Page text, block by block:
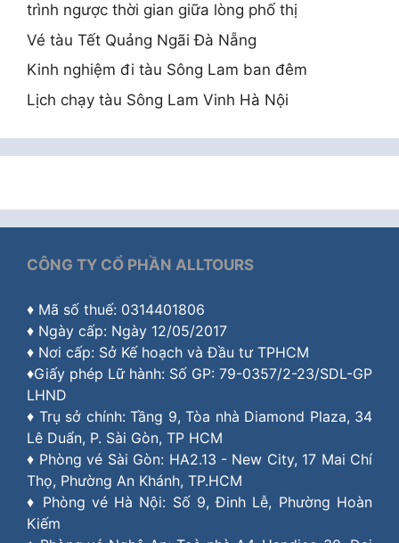
trình ngược thời gian giữa lòng phố thị
Vé tàu Tết Quảng Ngãi Đà Nẵng
Kinh nghiệm đi tàu Sông Lam ban đêm
Lịch chạy tàu Sông Lam Vinh Hà Nội
CÔNG TY CỔ PHẦN ALLTOURS
♦ Mã số thuế: 0314401806
♦ Ngày cấp: Ngày 12/05/2017
♦ Nơi cấp: Sở Kế hoạch và Đầu tư TPHCM
♦Giấy phép Lữ hành: Số GP: 79-0357/2-23/SDL-GP
LHND
♦ Trụ sở chính: Tầng 9, Tòa nhà Diamond Plaza, 34
Lê Duẩn, P. Sài Gòn, TP HCM
♦ Phòng vé Sài Gòn: HA2.13 - New City, 17 Mai Chí
Thọ, Phường An Khánh, TP.HCM
♦ Phòng vé Hà Nội: Số 9, Đinh Lễ, Phường Hoàn
Kiếm